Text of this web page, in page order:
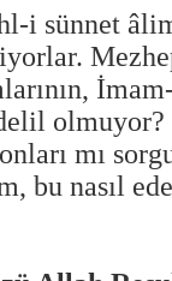
i sünnet
mı
bu nasıl